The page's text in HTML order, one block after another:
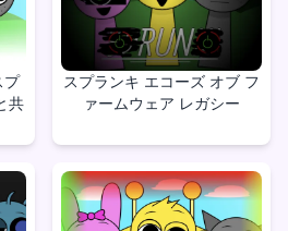
プ
共
スプランキ エコーズ オブ フ
ァームウェア レガシー